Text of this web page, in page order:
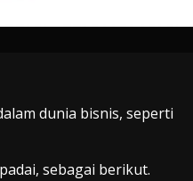
dunia bisnis, seperti
sebagai berikut.